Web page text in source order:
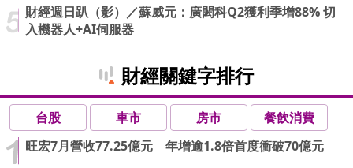
財經週日趴（影）／蘇威元：廣閎科Q2獲利季增88% 切
入機器人+AI伺服器
財經關鍵字排行
台股 車市 房市
餐飲消費
旺宏7月營收77.25億元 年增逾1.8倍首度衝破70億元